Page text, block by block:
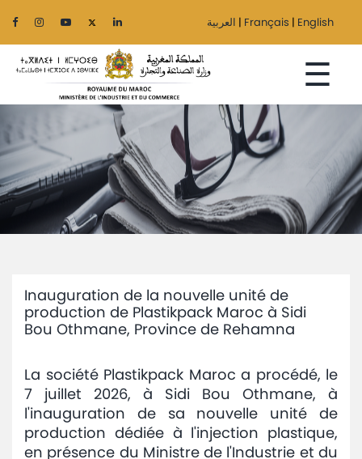
العربية | Français | English
☰
Accueil
Le
Ministère
Régionalisation
Avis
et
annonces
Inauguration de la nouvelle unité de
production de Plastikpack Maroc à Sidi
Bou Othmane, Province de Rehamna
La société Plastikpack Maroc a procédé, le
7 juillet 2026, à Sidi Bou Othmane, à
l'inauguration de sa nouvelle unité de
production dédiée à l'injection plastique,
en présence du Ministre de l'Industrie et du